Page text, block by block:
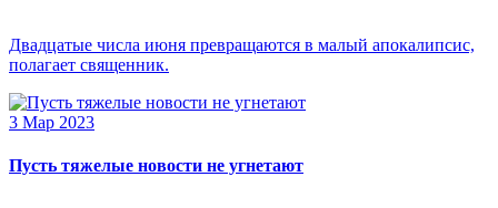
Двадцатые числа июня превращаются в малый апокалипсис,
полагает священник.
3 Мар 2023
Пусть тяжелые новости не угнетают